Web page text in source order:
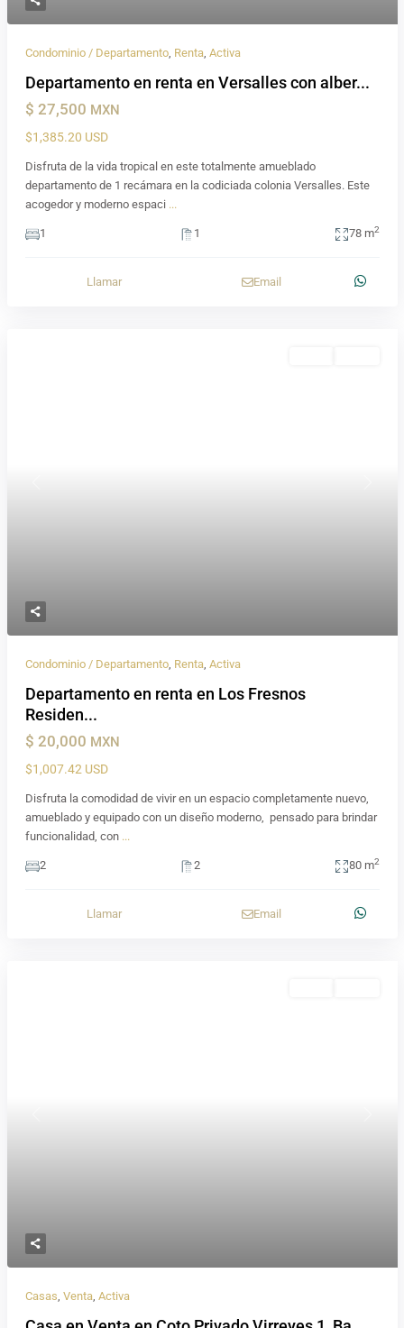
Condominio / Departamento, Renta, Activa
Departamento en renta en Versalles con alber...
$ 27,500 MXN
$1,385.20 USD
Disfruta de la vida tropical en este totalmente amueblado
departamento de 1 recámara en la codiciada colonia Versalles. Este
acogedor y moderno espaci ...
1 1 78 m2
Llamar Email
Condominio / Departamento, Renta, Activa
Departamento en renta en Los Fresnos
Residen...
$ 20,000 MXN
$1,007.42 USD
Disfruta la comodidad de vivir en un espacio completamente nuevo,
amueblado y equipado con un diseño moderno, pensado para brindar
funcionalidad, con ...
2 2 80 m2
Llamar Email
Casas, Venta, Activa